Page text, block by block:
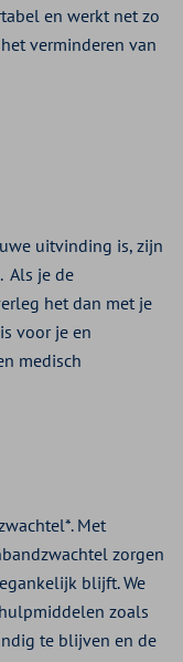
en werkt net zo
verminderen van
uitvinding is, zijn
Als je de
het dan met je
voor je en
medisch
Met
zorgen
blijft. We
zoals
te blijven en de